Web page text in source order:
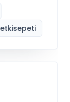
etkisepeti